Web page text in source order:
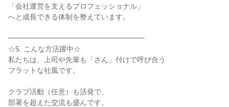
「会社運営を支えるプロフェッショナル」
へと成長できる体制を整えています。
━━━━━━━━━━━━━━━━━━━
☆5. こんな方活躍中☆
私たちは、上司や先輩も「さん」付けで呼び合う
フラットな社風です。
クラブ活動（任意）も活発で、
部署を超えた交流も盛んです。